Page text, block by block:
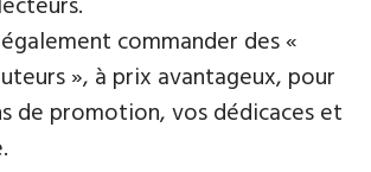
commander des «
», à prix avantageux, pour
de promotion, vos dédicaces et